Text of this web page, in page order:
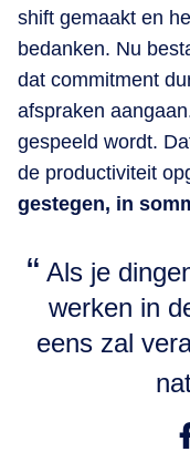
shift gemaakt en
bedanken. Nu
dat commitment
afspraken
gespeeld wordt.
de productiviteit
gestegen, in
Als je
werken in
eens zal